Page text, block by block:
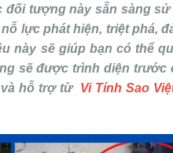
tượng này sẵn sàng
lực phát hiện, triệt phá,
này sẽ giúp bạn có thể
sẽ được trình diện
hỗ trợ từ Vi Tính Sao